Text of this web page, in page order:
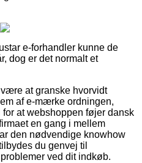
e-forhandler kunne de
dog er det normalt et
at granske hvorvidt
af e-mærke ordningen,
at webshoppen føjer dansk
en gang i mellem
den nødvendige knowhow
du genvej til
ved dit indkøb.